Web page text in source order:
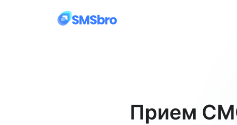
Прием